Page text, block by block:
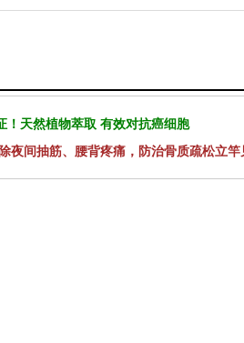
！天然植物萃取 有效对抗癌细胞
夜间抽筋、腰背疼痛，防治骨质疏松立竿